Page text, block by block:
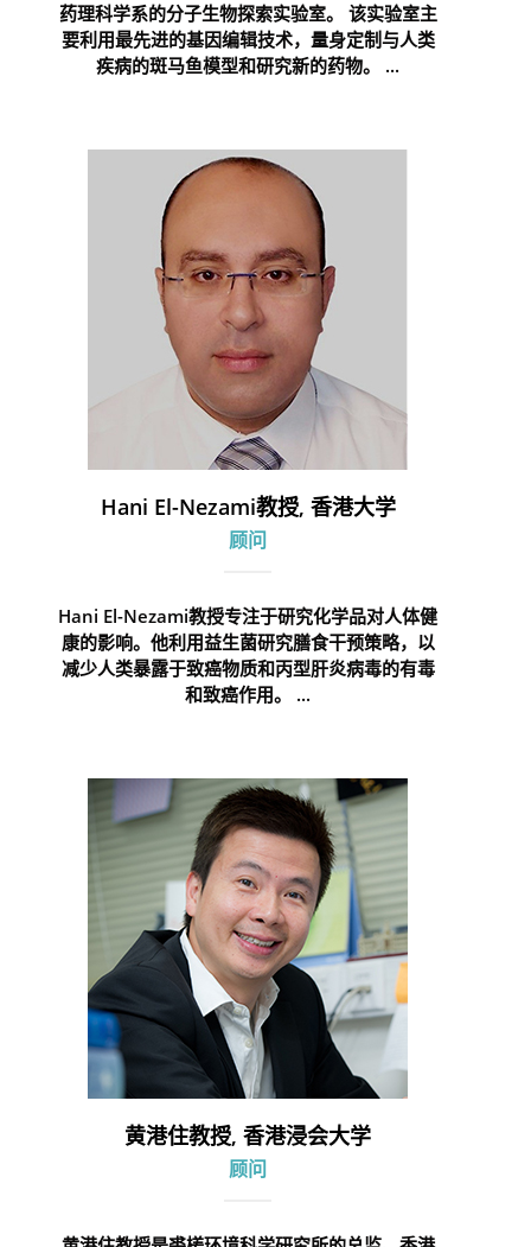
药理科学系的分子生物探索实验室。 该实验室主
要利用最先进的基因编辑技术，量身定制与人类
疾病的斑马鱼模型和研究新的药物。 ...
Hani El-Nezami教授, 香港大学
顾问
Hani El-Nezami教授专注于研究化学品对人体健
康的影响。他利用益生菌研究膳食干预策略，以
减少人类暴露于致癌物质和丙型肝炎病毒的有毒
和致癌作用。 ...
黄港住教授, 香港浸会大学
顾问